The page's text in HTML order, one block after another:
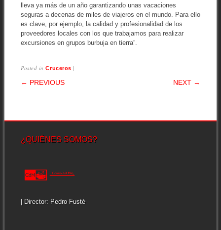
lleva ya más de un año garantizando unas vacaciones
seguras a decenas de miles de viajeros en el mundo. Para ello
es clave, por ejemplo, la calidad y profesionalidad de los
proveedores locales con los que trabajamos para realizar
excursiones en grupos burbuja en tierra”.
Posted inCruceros |
POST NAVIGATION
← PREVIOUS NEXT →
¿QUIÉNES SOMOS?
| Director: Pedro Fusté